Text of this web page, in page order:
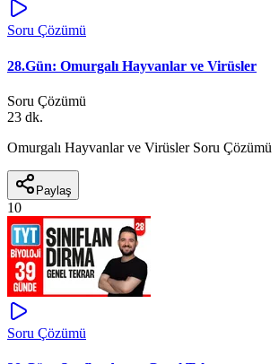
Soru Çözümü
28.Gün: Omurgalı Hayvanlar ve Virüsler
Soru Çözümü
23 dk.
Omurgalı Hayvanlar ve Virüsler Soru Çözümü
Paylaş
10
Soru Çözümü